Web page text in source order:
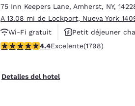
75 Inn Keepers Lane, Amherst, NY,
A 13.08 mi de Lockport, Nueva York
Wi-Fi gratuit
Petit déjeuner
Animaux acceptés
calificación de 4.38 estrellas. Excelente.
4.4Excelente(1798)
Detalles del hotel